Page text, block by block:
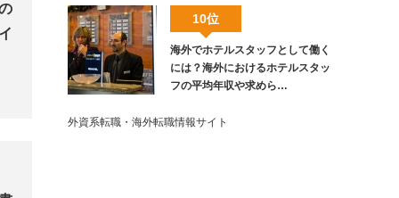
10位
海外でホテルスタッフとして働く
には？海外におけるホテルスタッ
フの平均年収や求めら…
外資系転職・海外転職情報サイト